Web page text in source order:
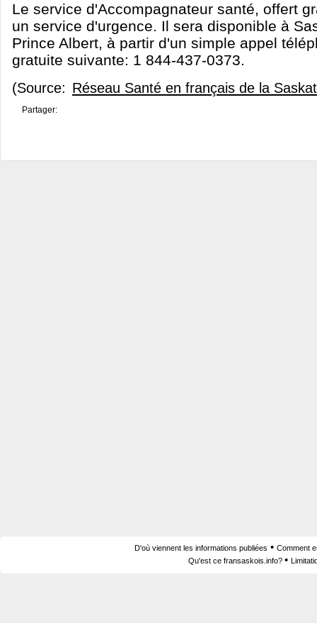
Le service d'Accompagnateur santé, offert
un service d'urgence. Il sera disponible à
Prince Albert, à partir d'un simple appel
gratuite suivante: 1 844-437-0373.
(Source: Réseau Santé en français de la
Partager:
D'où viennent les informations publiées • Comment
Qu'est ce fransaskois.info? •